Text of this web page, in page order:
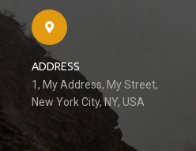
ADDRESS
1, My Address, My Street,
New York City, NY, USA